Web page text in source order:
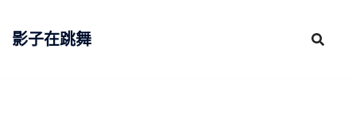
影子在跳舞